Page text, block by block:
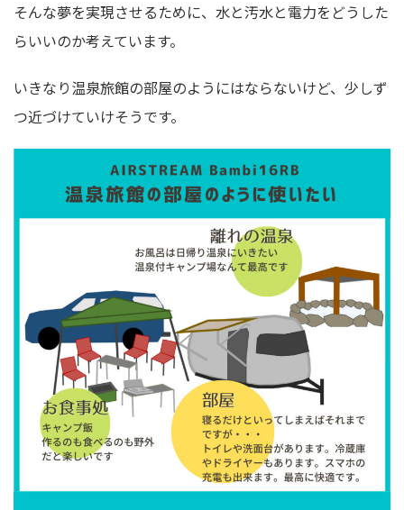
そんな夢を実現させるために、水と汚水と電力をどうした
らいいのか考えています。
いきなり温泉旅館の部屋のようにはならないけど、少しず
つ近づけていけそうです。